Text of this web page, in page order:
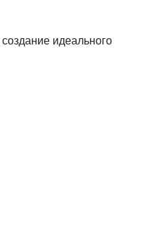
идеального